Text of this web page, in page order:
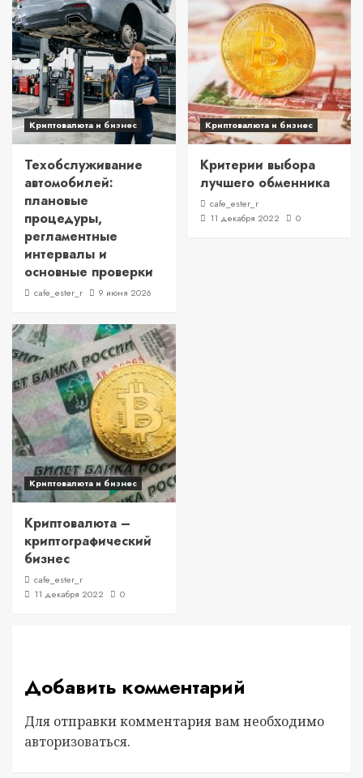
Криптовалюта и бизнес
Техобслуживание
автомобилей:
плановые
процедуры,
регламентные
интервалы и
основные проверки
cafe_ester_r 9 июня 2026
Криптовалюта и бизнес
Критерии выбора
лучшего обменника
cafe_ester_r
11 декабря 2022
0
Криптовалюта и бизнес
Криптовалюта –
криптографический
бизнес
cafe_ester_r
11 декабря 2022
0
Добавить комментарий
Для отправки комментария вам необходимо
авторизоваться.